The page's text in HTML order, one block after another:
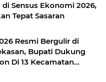
di Sensus Ekonomi 2026,
Tepat Sasaran
Resmi Bergulir di
Bupati Dukung
Di 13 Kecamatan